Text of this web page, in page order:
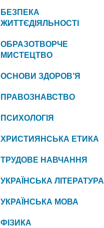
БЕЗПЕКА
ЖИТТЄДІЯЛЬНОСТІ
ОБРАЗОТВОРЧЕ
МИСТЕЦТВО
ОСНОВИ ЗДОРОВ’Я
ПРАВОЗНАВСТВО
ПСИХОЛОГІЯ
ХРИСТИЯНСЬКА ЕТИКА
ТРУДОВЕ НАВЧАННЯ
УКРАЇНСЬКА ЛІТЕРАТУРА
УКРАЇНСЬКА МОВА
ФІЗИКА